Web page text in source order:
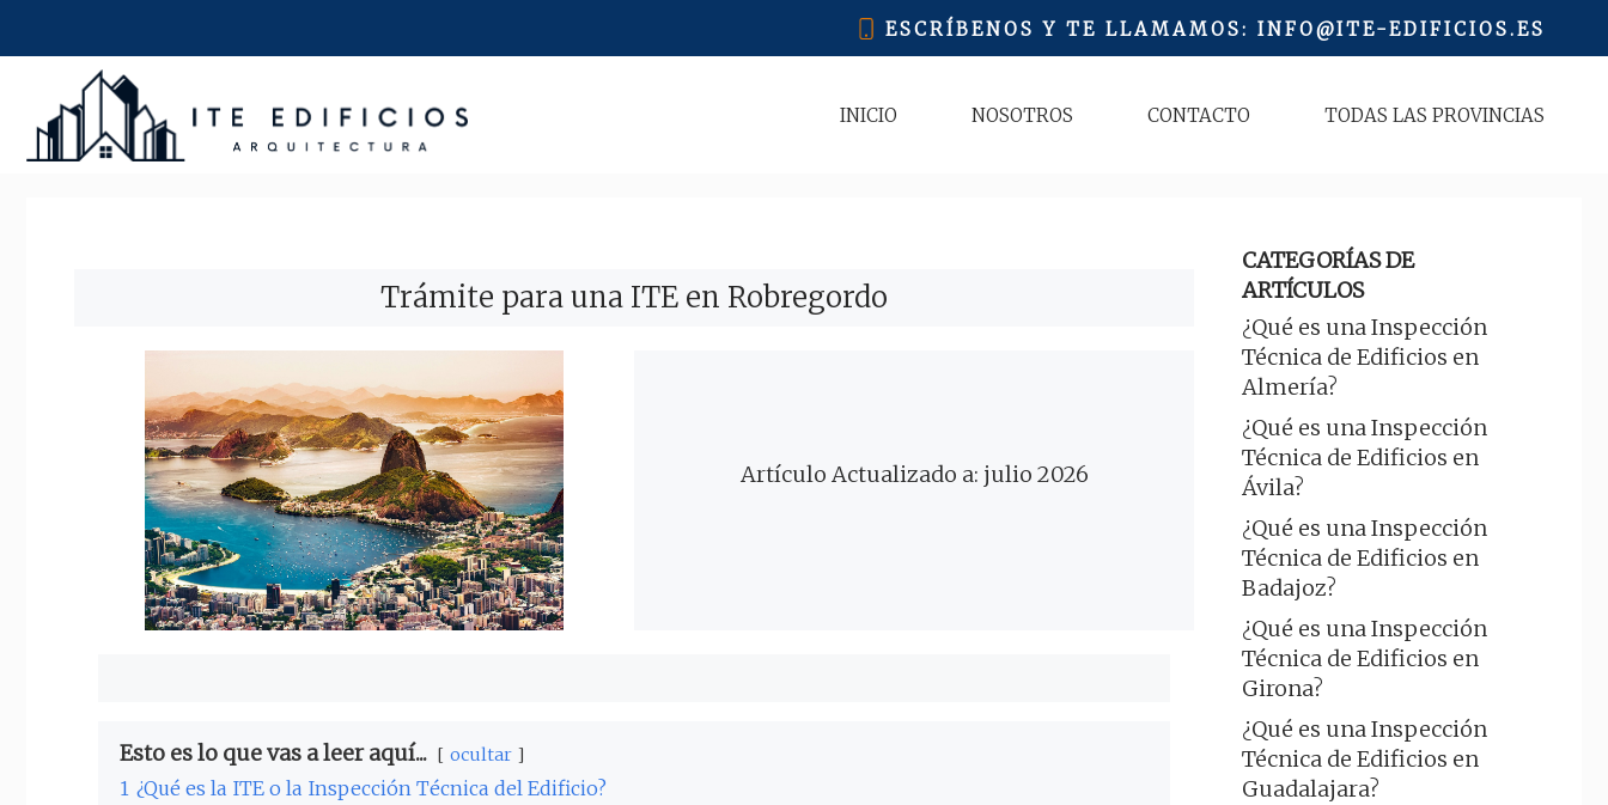
contenido
ESCRÍBENOS Y TE LLAMAMOS: INFO@ITE-EDIFICIOS.ES
INICIO NOSOTROS CONTACTO TODAS LAS PROVINCIAS
Trámite para una ITE en Robregordo
Artículo Actualizado a: julio 2026
Esto es lo que vas a leer aquí... ocultar
1 ¿Qué es la ITE o la Inspección Técnica del Edificio?
CATEGORÍAS DE
ARTÍCULOS
¿Qué es una Inspección
Técnica de Edificios en
Almería?
¿Qué es una Inspección
Técnica de Edificios en
Ávila?
¿Qué es una Inspección
Técnica de Edificios en
Badajoz?
¿Qué es una Inspección
Técnica de Edificios en
Girona?
¿Qué es una Inspección
Técnica de Edificios en
Guadalajara?